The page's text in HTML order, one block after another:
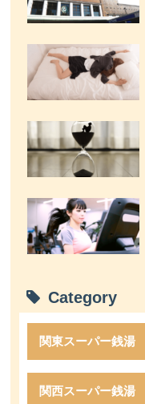
Category
関東スーパー銭湯
関西スーパー銭湯